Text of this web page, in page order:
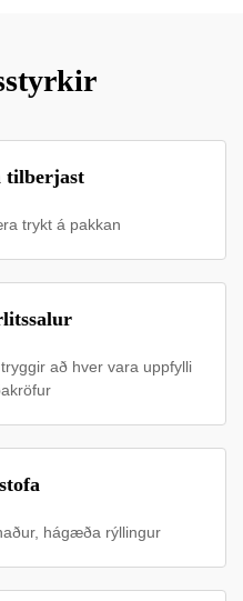
tilberjast
trykt á pakkan
að hver vara uppfylli
hágæða rýllingur